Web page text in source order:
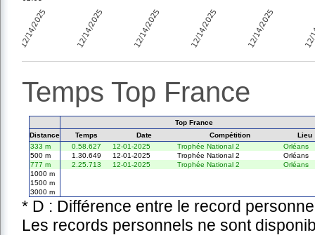
Temps Top France
Top France
Distance
Temps Date Compétition
Lieu
333 m
0.58.627 12-01-2025 Trophée National 2
Orléans
500 m
1.30.649 12-01-2025 Trophée National 2
Orléans
777 m
2.25.713 12-01-2025 Trophée National 2
Orléans
1000 m
1500 m
3000 m
* D : Différence entre le record
Les records personnels ne sont